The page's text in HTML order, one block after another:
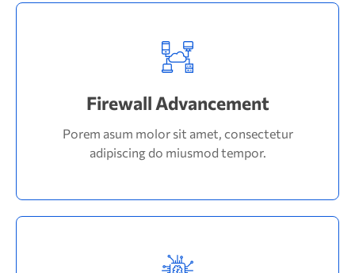
Firewall Advancement
Porem asum molor sit amet, consectetur
adipiscing do miusmod tempor.
Firewall Advancement
adipiscing do miusmod tempor.
Read More
Read More